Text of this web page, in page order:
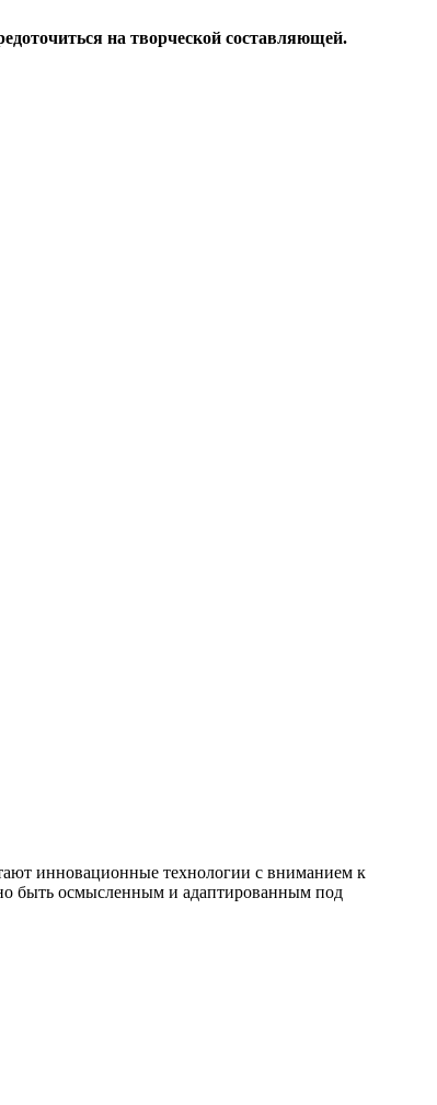
на творческой составляющей.
инновационные технологии с вниманием к
быть осмысленным и адаптированным под